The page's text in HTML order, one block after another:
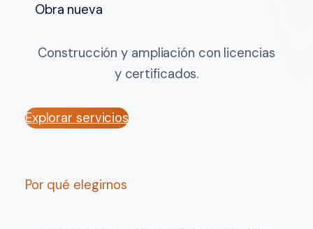
Obra nueva
Construcción y ampliación con licencias
y certificados.
Explorar servicios
Por qué elegirnos